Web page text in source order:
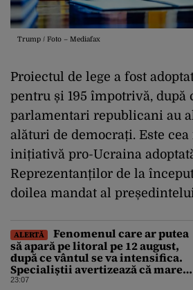
Trump / Foto – Mediafax
Proiectul de lege a fost
pentru și 195 împotrivă, după
parlamentari republicani au
alături de democrați. Este
inițiativă pro-Ucraina
Reprezentanților de la
doilea mandat al
ALERTĂ
Fenomenul care ar putea
să apară pe litoral pe 12 august,
după ce vântul se va intensifica.
Specialiștii avertizează că marea
va fi agitată
23:07